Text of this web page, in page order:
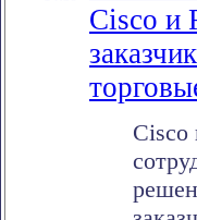
Cisco и
Cisco